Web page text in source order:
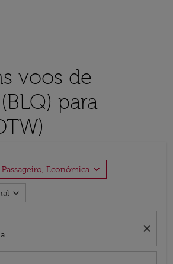
voos de
para
Passageiro, Econômica expand_more
expand_more
close